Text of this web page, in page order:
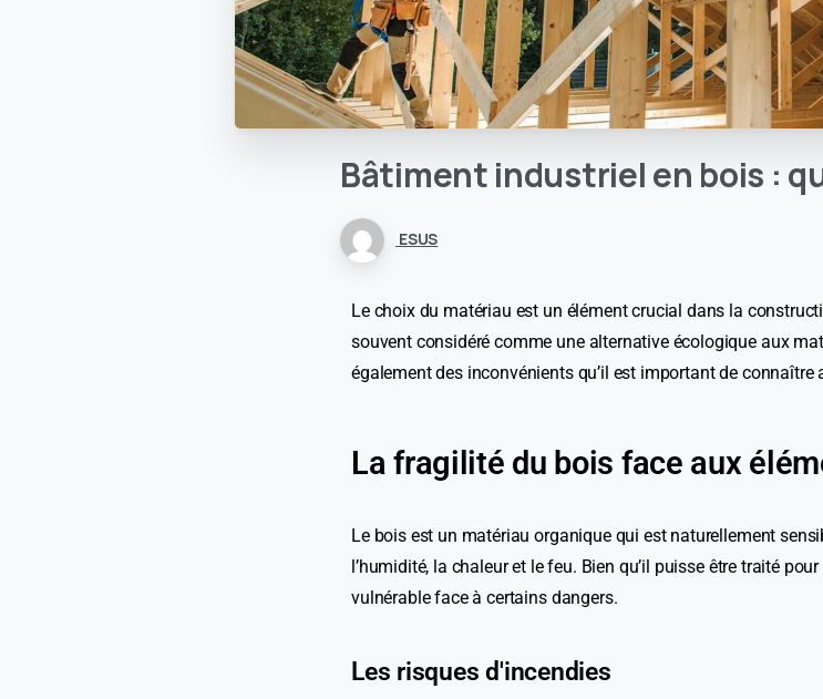
Bâtimentindustrielen bois :
ESUS
Le choix du matériau est un élément crucial dans la
souvent considéré comme une alternative écologique aux
également des inconvénients qu’il est important de connaître
La fragilité du bois face aux
Le bois est un matériau organique qui est naturellement
l’humidité, la chaleur et le feu. Bien qu’il puisse être traité
vulnérable face à certains dangers.
Les risques d'incendies